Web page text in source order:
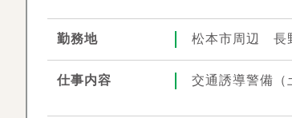
勤務地 松本市周辺 長
仕事内容 交通誘導警備（